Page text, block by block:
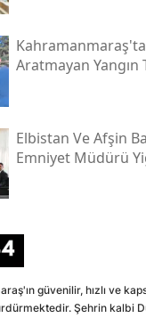
Aratmayan Yangın
Elbistan Ve Afşin
Emniyet Müdürü
güvenilir, hızlı ve
Şehrin kalbi